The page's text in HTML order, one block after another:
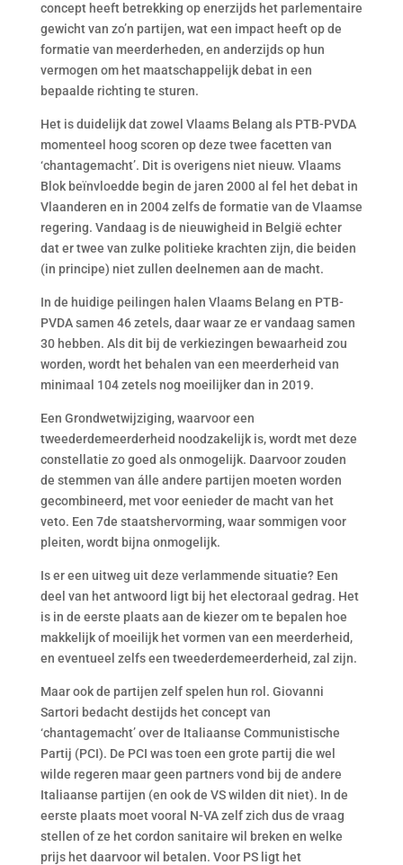
concept heeft betrekking op enerzijds het parlementaire
gewicht van zo’n partijen, wat een impact heeft op de
formatie van meerderheden, en anderzijds op hun
vermogen om het maatschappelijk debat in een
bepaalde richting te sturen.
Het is duidelijk dat zowel Vlaams Belang als PTB-PVDA
momenteel hoog scoren op deze twee facetten van
‘chantagemacht’. Dit is overigens niet nieuw. Vlaams
Blok beïnvloedde begin de jaren 2000 al fel het debat in
Vlaanderen en in 2004 zelfs de formatie van de Vlaamse
regering. Vandaag is de nieuwigheid in België echter
dat er twee van zulke politieke krachten zijn, die beiden
(in principe) niet zullen deelnemen aan de macht.
In de huidige peilingen halen Vlaams Belang en PTB-
PVDA samen 46 zetels, daar waar ze er vandaag samen
30 hebben. Als dit bij de verkiezingen bewaarheid zou
worden, wordt het behalen van een meerderheid van
minimaal 104 zetels nog moeilijker dan in 2019.
Een Grondwetwijziging, waarvoor een
tweederdemeerderheid noodzakelijk is, wordt met deze
constellatie zo goed als onmogelijk. Daarvoor zouden
de stemmen van álle andere partijen moeten worden
gecombineerd, met voor eenieder de macht van het
veto. Een 7de staatshervorming, waar sommigen voor
pleiten, wordt bijna onmogelijk.
Is er een uitweg uit deze verlammende situatie? Een
deel van het antwoord ligt bij het electoraal gedrag. Het
is in de eerste plaats aan de kiezer om te bepalen hoe
makkelijk of moeilijk het vormen van een meerderheid,
en eventueel zelfs een tweederdemeerderheid, zal zijn.
Maar ook de partijen zelf spelen hun rol. Giovanni
Sartori bedacht destijds het concept van
‘chantagemacht’ over de Italiaanse Communistische
Partij (PCI). De PCI was toen een grote partij die wel
wilde regeren maar geen partners vond bij de andere
Italiaanse partijen (en ook de VS wilden dit niet). In de
eerste plaats moet vooral N-VA zelf zich dus de vraag
stellen of ze het cordon sanitaire wil breken en welke
prijs het daarvoor wil betalen. Voor PS ligt het